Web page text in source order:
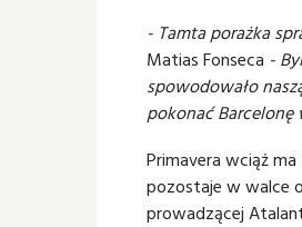
- Tamta porażka
Matias Fonseca -
spowodowało
pokonać
Primavera wciąż
pozostaje w walce
prowadzącej